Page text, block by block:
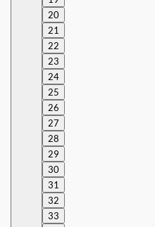
20
21
22
23
24
25
26
27
28
29
30
31
32
33